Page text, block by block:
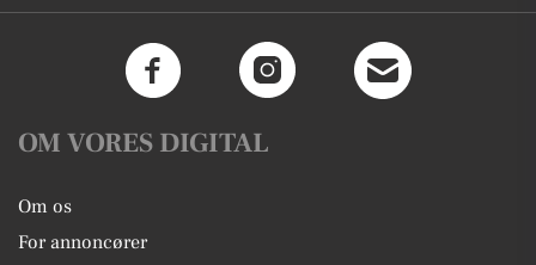
OM VORES DIGITAL
Om os
For annoncører